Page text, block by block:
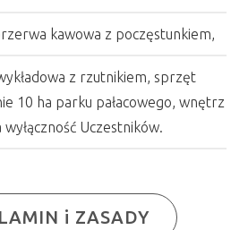
kawowa z poczęstunkiem,
z rzutnikiem, sprzęt
10 ha parku pałacowego, wnętrz
Uczestników.
i ZASADY